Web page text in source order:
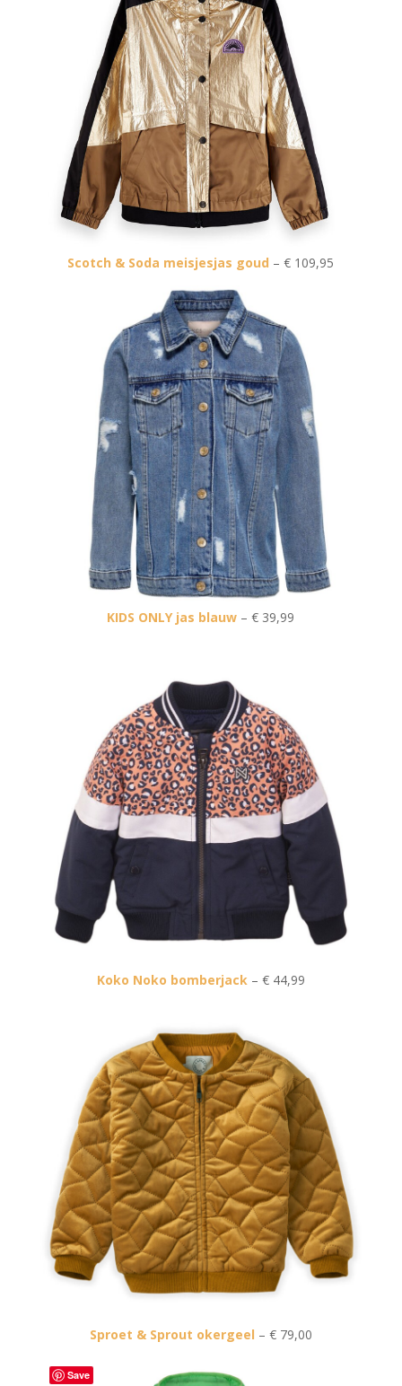
Scotch & Soda meisjesjas goud – € 109,95
KIDS ONLY jas blauw – € 39,99
Koko Noko bomberjack– € 44,99
Sproet & Sprout okergeel – € 79,00
Save